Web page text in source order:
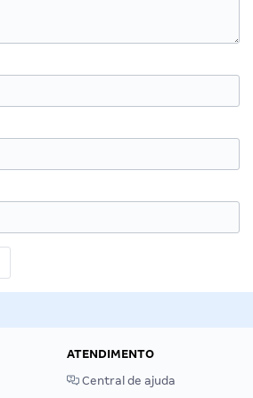
ATENDIMENTO
Central de ajuda